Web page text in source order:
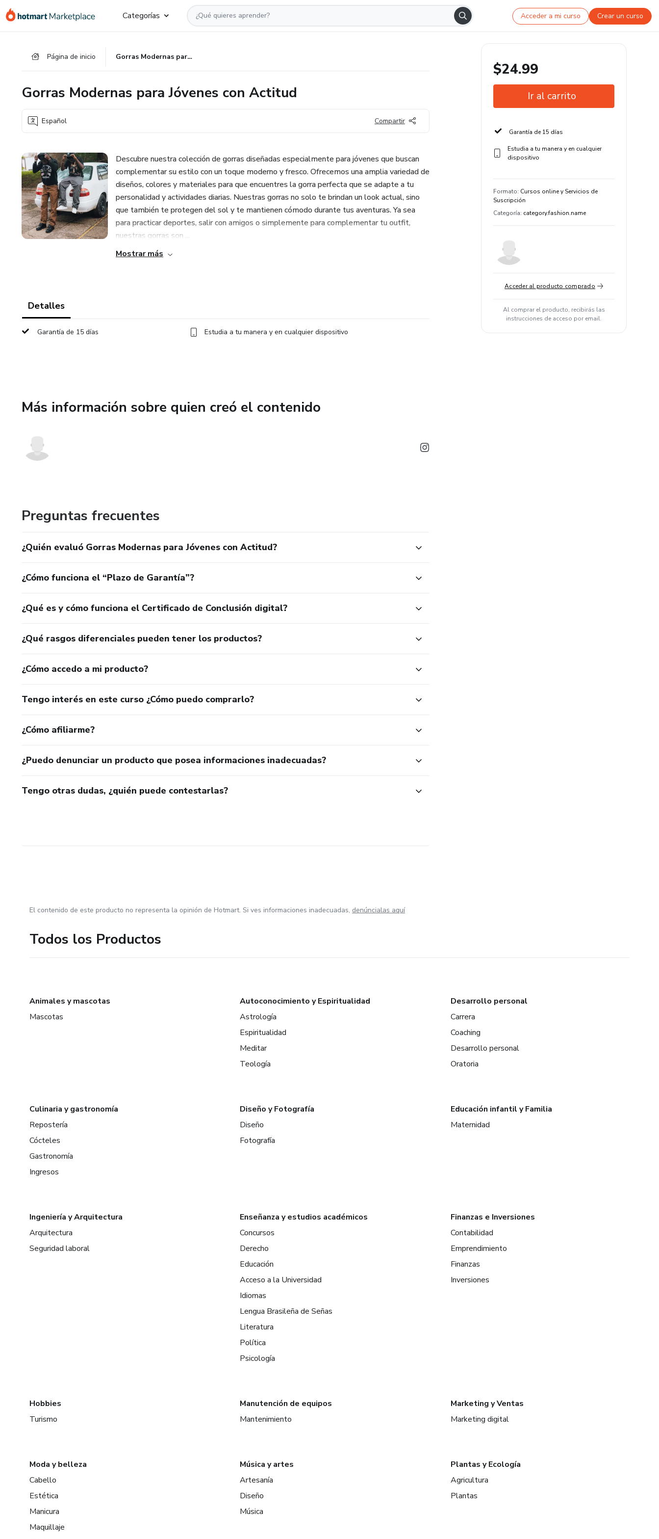
Categorías Acceder a mi curso Crear un curso
Página de inicio Gorras Modernas para Jóvenes con Actitud
Gorras Modernas para Jóvenes con Actitud
Español Compartir
Descubre nuestra colección de gorras diseñadas especialmente para jóvenes que buscan
complementar su estilo con un toque moderno y fresco. Ofrecemos una amplia variedad de
diseños, colores y materiales para que encuentres la gorra perfecta que se adapte a tu
personalidad y actividades diarias. Nuestras gorras no solo te brindan un look actual, sino
que también te protegen del sol y te mantienen cómodo durante tus aventuras. Ya sea
para practicar deportes, salir con amigos o simplemente para complementar tu outfit,
nuestras gorras son ...
Mostrar más
Detalles
Garantía de 15 días Estudia a tu manera y en cualquier dispositivo
Más información sobre quien creó el contenido
Preguntas frecuentes
¿Quién evaluó Gorras Modernas para Jóvenes con Actitud?
¿Cómo funciona el “Plazo de Garantía”?
¿Qué es y cómo funciona el Certificado de Conclusión digital?
¿Qué rasgos diferenciales pueden tener los productos?
¿Cómo accedo a mi producto?
Tengo interés en este curso ¿Cómo puedo comprarlo?
¿Cómo afiliarme?
¿Puedo denunciar un producto que posea informaciones inadecuadas?
Tengo otras dudas, ¿quién puede contestarlas?
$24.99
Ir al carrito
Garantía de 15 días
Estudia a tu manera y en cualquier
dispositivo
Formato: Cursos online y Servicios de
Suscripción
Categoría: category.fashion.name
Acceder al producto comprado
Al comprar el producto, recibirás las
instrucciones de acceso por email.
El contenido de este producto no representa la opinión de Hotmart. Si ves informaciones inadecuadas, denúncialas aquí
Todos los Productos
Animales y mascotas
Mascotas
Autoconocimiento y Espiritualidad
Astrología
Espiritualidad
Meditar
Teología
Desarrollo personal
Carrera
Coaching
Desarrollo personal
Oratoria
Culinaria y gastronomía
Repostería
Cócteles
Gastronomía
Ingresos
Diseño y Fotografía
Diseño
Fotografía
Educación infantil y Familia
Maternidad
Ingeniería y Arquitectura
Arquitectura
Seguridad laboral
Enseñanza y estudios académicos
Concursos
Derecho
Educación
Acceso a la Universidad
Idiomas
Lengua Brasileña de Señas
Literatura
Política
Psicología
Finanzas e Inversiones
Contabilidad
Emprendimiento
Finanzas
Inversiones
Hobbies
Turismo
Manutención de equipos
Mantenimiento
Marketing y Ventas
Marketing digital
Moda y belleza
Cabello
Estética
Manicura
Maquillaje
Música y artes
Artesanía
Diseño
Música
Plantas y Ecología
Agricultura
Plantas